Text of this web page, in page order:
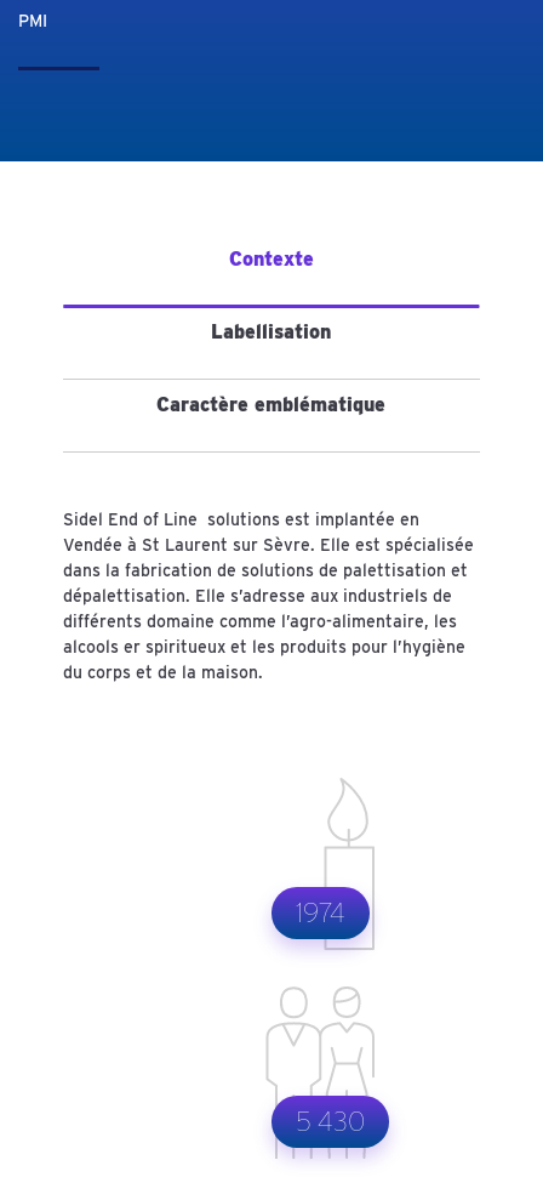
PMI
Contexte
Labellisation
Caractère emblématique
Sidel End of Line solutions est implantée en
Vendée à St Laurent sur Sèvre. Elle est spécialisée
dans la fabrication de solutions de palettisation et
dépalettisation. Elle s’adresse aux industriels de
différents domaine comme l’agro-alimentaire, les
alcools er spiritueux et les produits pour l’hygiène
du corps et de la maison.
1974
5 430